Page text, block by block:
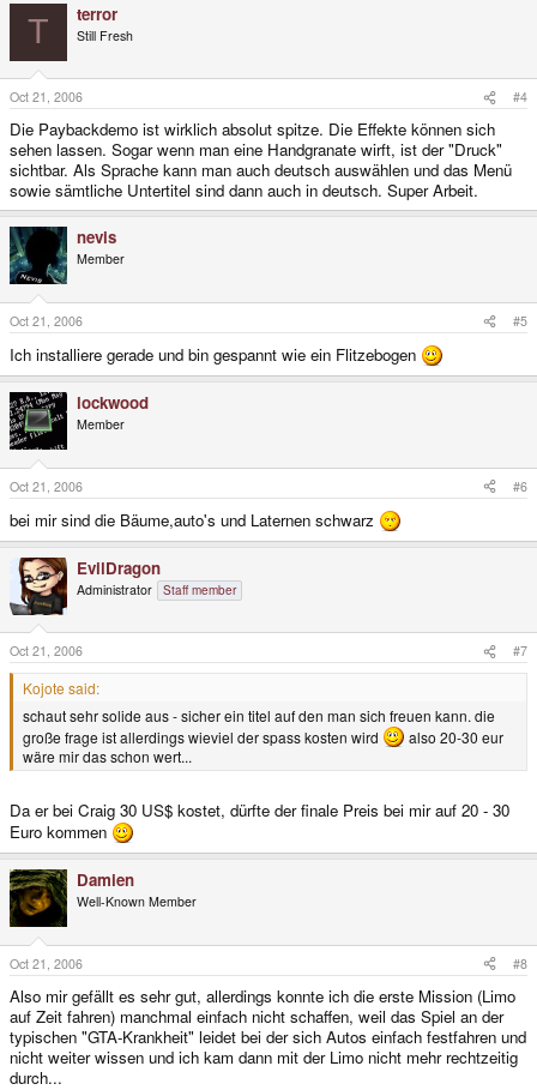
T terror
Still Fresh
Oct 21, 2006 #4
Die Paybackdemo ist wirklich absolut spitze. Die Effekte können sich
sehen lassen. Sogar wenn man eine Handgranate wirft, ist der "Druck"
sichtbar. Als Sprache kann man auch deutsch auswählen und das Menü
sowie sämtliche Untertitel sind dann auch in deutsch. Super Arbeit.
nevis
Member
Oct 21, 2006 #5
Ich installiere gerade und bin gespannt wie ein Flitzebogen
lockwood
Member
Oct 21, 2006 #6
bei mir sind die Bäume,auto's und Laternen schwarz
EvilDragon
Administrator Staff member
Oct 21, 2006 #7
Kojote said:
schaut sehr solide aus - sicher ein titel auf den man sich freuen kann. die
große frage ist allerdings wieviel der spass kosten wird
also 20-30 eur
wäre mir das schon wert...
Da er bei Craig 30 US$ kostet, dürfte der finale Preis bei mir auf 20 - 30
Euro kommen
Damien
Well-Known Member
Oct 21, 2006 #8
Also mir gefällt es sehr gut, allerdings konnte ich die erste Mission (Limo
auf Zeit fahren) manchmal einfach nicht schaffen, weil das Spiel an der
typischen "GTA-Krankheit" leidet bei der sich Autos einfach festfahren und
nicht weiter wissen und ich kam dann mit der Limo nicht mehr rechtzeitig
durch...